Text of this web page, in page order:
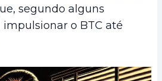
segundo alguns
o BTC até